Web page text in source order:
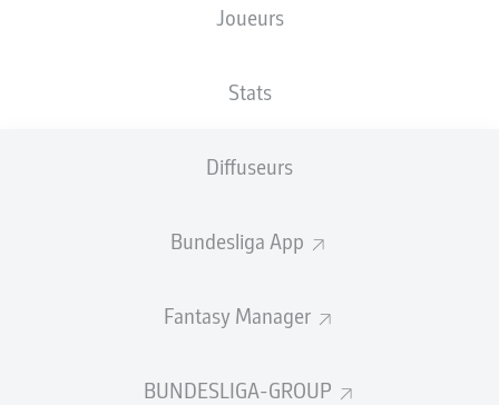
Joueurs
Stats
Diffuseurs
Bundesliga App
Fantasy Manager
BUNDESLIGA-GROUP
Publicité